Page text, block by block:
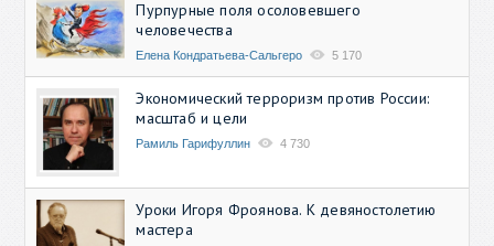
Пурпурные поля осоловевшего
человечества
Елена Кондратьева-Сальгеро 5 170
Экономический терроризм против России:
масштаб и цели
Рамиль Гарифуллин 4 730
Уроки Игоря Фроянова. К девяностолетию
мастера